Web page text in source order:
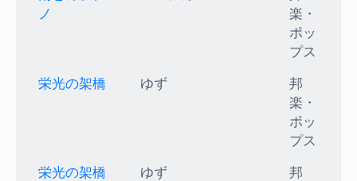
ノ
楽・
ポッ
プス
栄光の架橋
ゆず
邦
楽・
ポッ
プス
栄光の架橋
ゆず
邦